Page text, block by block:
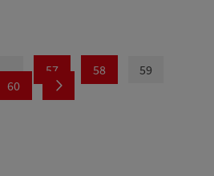
… 57 58
59
60